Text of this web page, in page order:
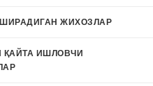
ЖИХОЗЛАР
ҚАЙТА ИШЛОВЧИ